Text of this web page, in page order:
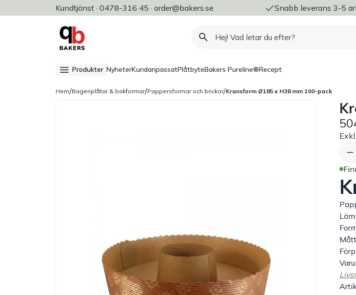
Kundtjänst · 0478-316 45 · order@bakers.se
Allt för bageri, konditori & restaurang Snabb leverans 3-5
Produkter NyheterKundanpassatPlåtbyteBakers Pureline®Recept
Hem/Bageriplåtar & bakformar/Pappersformar och brickor/Kransform Ø185 x H38 mm 100-pack